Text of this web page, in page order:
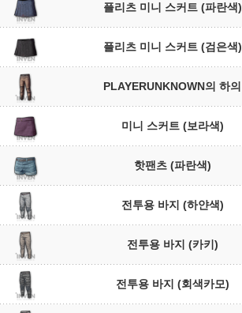
플리츠 미니 스커트 (파란색)
플리츠 미니 스커트 (검은색)
PLAYERUNKNOWN의 하의
미니 스커트 (보라색)
핫팬츠 (파란색)
전투용 바지 (하얀색)
전투용 바지 (카키)
전투용 바지 (회색카모)